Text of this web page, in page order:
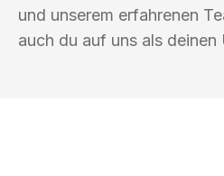
und unserem erfahrenen
auch du auf uns als deinen